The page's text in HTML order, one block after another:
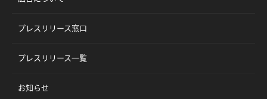
プレスリリース窓口
プレスリリース一覧
お知らせ